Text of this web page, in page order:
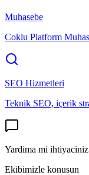
Muhasebe
Coklu Platform
SEO Hizmetleri
Teknik SEO, içerik
Yardima mi
Ekibimizle konusun